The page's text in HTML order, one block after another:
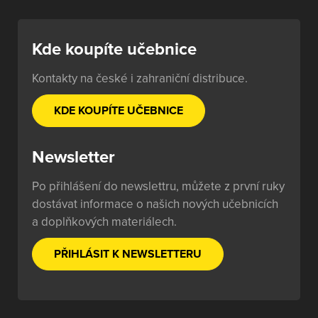
Kde koupíte učebnice
Kontakty na české i zahraniční distribuce.
KDE KOUPÍTE UČEBNICE
Newsletter
Po přihlášení do newslettru, můžete z první ruky
dostávat informace o našich nových učebnicích
a doplňkových materiálech.
PŘIHLÁSIT K NEWSLETTERU